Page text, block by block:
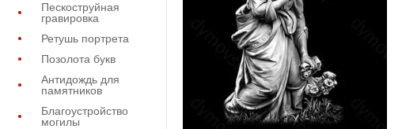
Пескоструйная
гравировка
Ретушь портрета
Позолота букв
Антидождь для
памятников
Благоустройство
могилы